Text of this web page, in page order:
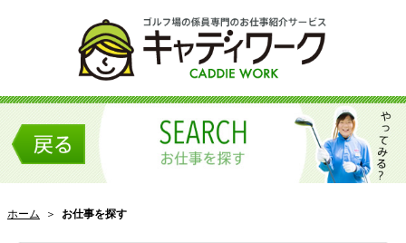
ホーム ＞ お仕事を探す